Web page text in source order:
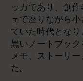
ッカであり、創
ェで座りながら
ていた時代とな
黒いノートブッ
メモ、ストーリ
た。